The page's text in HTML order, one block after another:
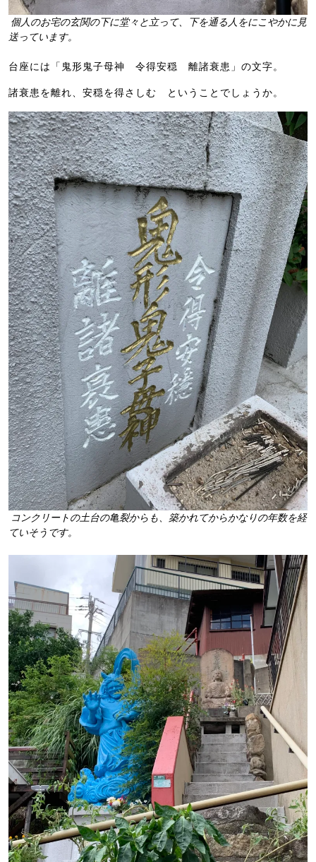
個人のお宅の玄関の下に堂々と立って、下を通る人をにこやかに見
送っています。
台座には「鬼形鬼子母神 令得安穏 離諸衰患」の文字。
諸衰患を離れ、安穏を得さしむ ということでしょうか。
コンクリートの土台の亀裂からも、築かれてからかなりの年数を経
ていそうです。